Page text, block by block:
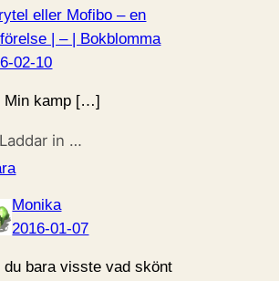
eller Mofibo – en
| – | Bokblomma
02-10
kamp […]
Laddar in …
Monika
2016-01-07
du bara visste vad skönt